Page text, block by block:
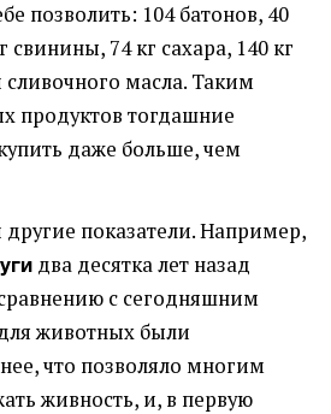
позволить: 104 батонов, 40
свинины, 74 кг сахара, 140 кг
сливочного масла. Таким
продуктов тогдашние
даже больше, чем
другие показатели. Например,
два десятка лет назад
с сегодняшним
животных были
что позволяло многим
живность, и, в первую